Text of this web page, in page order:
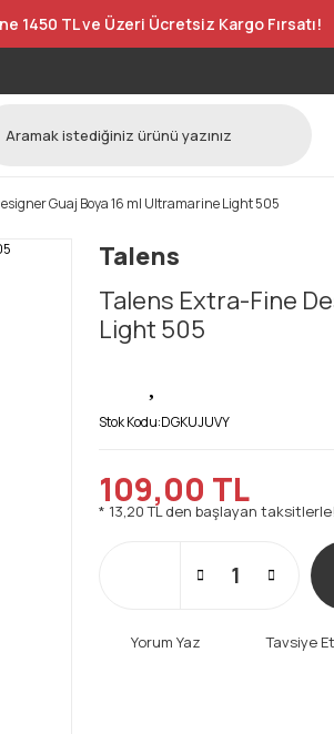
1450 TL ve Üzeri Ücretsiz Kargo Fırsatı!
Guaj Boya 16 ml Ultramarine Light 505
Talens
Talens Extra-Fine
Light 505
Stok Kodu:DGKUJUVY
109,00 TL
* 13,20 TL den başlayan
Yorum Yaz Tavsiye Et